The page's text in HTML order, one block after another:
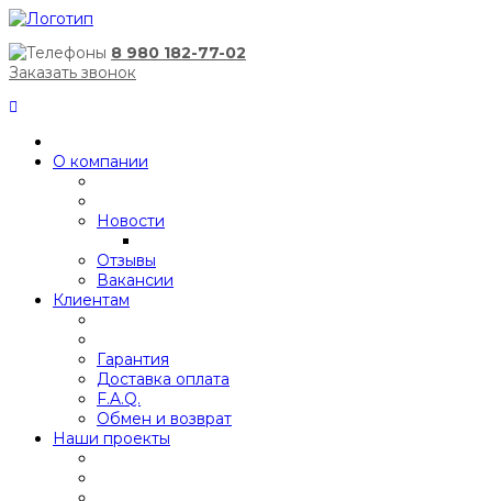
8 980 182-77-02
Заказать звонок
О компании
Новости
Отзывы
Вакансии
Клиентам
Гарантия
Доставка оплата
F.A.Q.
Обмен и возврат
Наши проекты